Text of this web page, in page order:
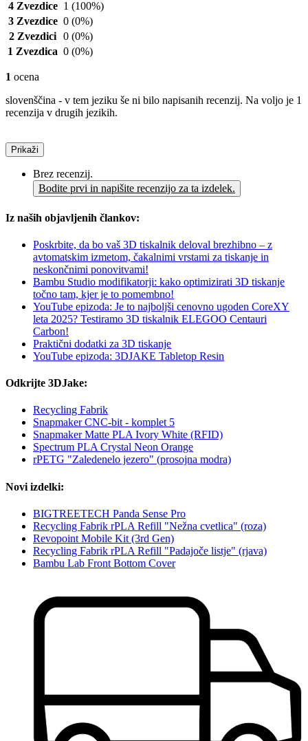
4 Zvezdice 1 (100%)
3 Zvezdice 0 (0%)
2 Zvezdici 0 (0%)
1 Zvezdica 0 (0%)
1 ocena
slovenščina - v tem jeziku še ni bilo napisanih recenzij. Na voljo je 1
recenzija v drugih jezikih.
Prikaži
Brez recenzij.
Bodite prvi in napišite recenzijo za ta izdelek.
Iz naših objavljenih člankov:
Poskrbite, da bo vaš 3D tiskalnik deloval brezhibno – z
avtomatskim izmetom, čakalnimi vrstami za tiskanje in
neskončnimi ponovitvami!
Bambu Studio modifikatorji: kako optimizirati 3D tiskanje
točno tam, kjer je to pomembno!
YouTube epizoda: Je to najboljši cenovno ugoden CoreXY
leta 2025? Testiramo 3D tiskalnik ELEGOO Centauri
Carbon!
Praktični dodatki za 3D tiskanje
YouTube epizoda: 3DJAKE Tabletop Resin
Odkrijte 3DJake:
Recycling Fabrik
Snapmaker CNC-bit - komplet 5
Snapmaker Matte PLA Ivory White (RFID)
Spectrum PLA Crystal Neon Orange
rPETG "Zaledenelo jezero" (prosojna modra)
Novi izdelki:
BIGTREETECH Panda Sense Pro
Recycling Fabrik rPLA Refill "Nežna cvetlica" (roza)
Revopoint Mobile Kit (3rd Gen)
Recycling Fabrik rPLA Refill "Padajoče listje" (rjava)
Bambu Lab Front Bottom Cover